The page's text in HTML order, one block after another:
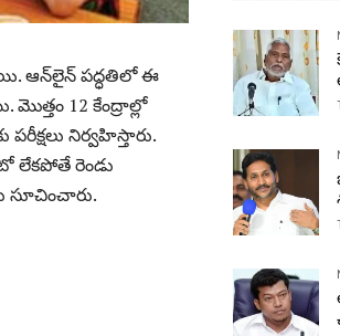
ఆన్‌లైన్ ప‌ద్ధ‌తిలో ఈ
మొత్తం 12 కేంద్రాల్లో
నిర్వహిస్తారు.
లేకపోతే రెండు
సూచించారు.